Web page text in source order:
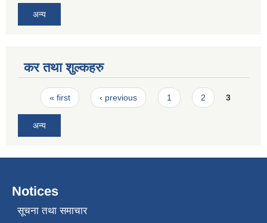
अन्य
कर तथा शुल्कहरु
Pages
« first ‹ previous 1 2 3
अन्य
Notices
सूचना तथा समाचार